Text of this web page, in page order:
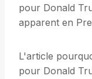
pour Donald
apparent en
L'article
pour Donald